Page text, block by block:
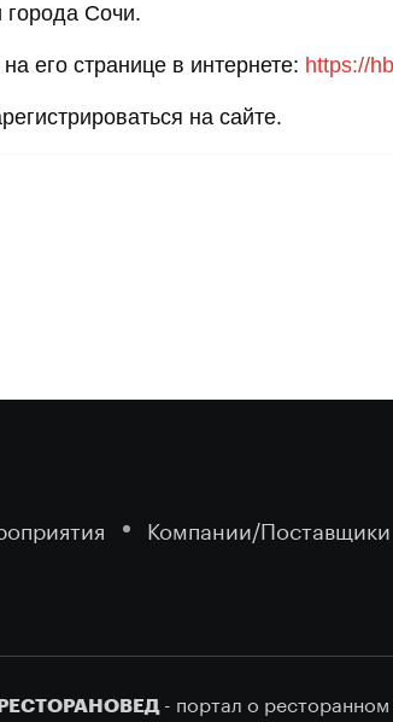
Сочи.
его странице в интернете: https://
на сайте.
Компании/Поставщики
РЕСТОРАНОВЕД- портал о ресторанном